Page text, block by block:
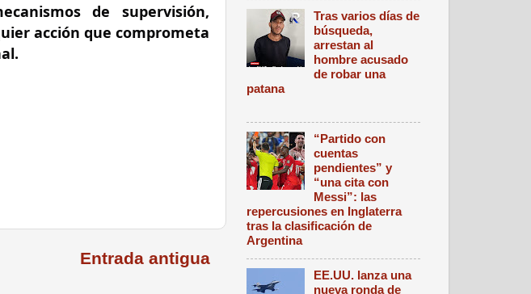
de supervisión,
acción que comprometa
Entrada antigua
Tras varios días de
búsqueda,
arrestan al
hombre acusado
de robar una
patana
“Partido con
cuentas
pendientes” y
“una cita con
Messi”: las
repercusiones en Inglaterra
tras la clasificación de
Argentina
EE.UU. lanza una
nueva ronda de